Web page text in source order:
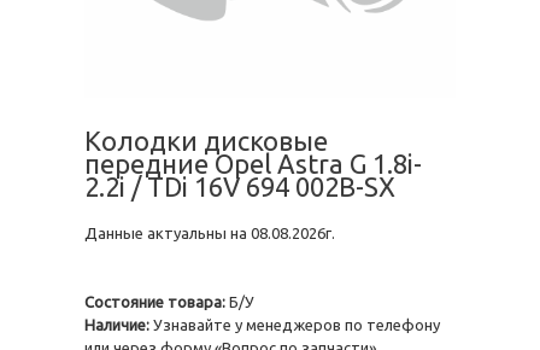
Колодки дисковые
передние Opel Astra G 1.8i-
2.2i / TDi 16V 694 002B-SX
Данные актуальны на 08.08.2026г.
Состояние товара: Б/У
Наличие: Узнавайте у менеджеров по телефону